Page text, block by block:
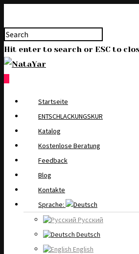
Hit enter to search or ESC to
Startseite
ENTSCHLACKUNGSKUR
Katalog
Kostenlose Beratung
Feedback
Blog
Kontakte
Sprache:
Русский
Deutsch
English